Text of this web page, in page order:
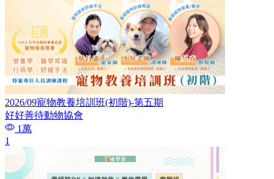
2026/09寵物教養培訓班(初階)-第五期
好好善待動物協會
1萬
1